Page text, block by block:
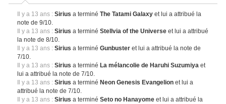
Il y a 13 ans : Sirius a terminéThe Tatami Galaxy et lui a attribué la
note de 9/10.
Il y a 13 ans : Sirius a terminéStellvia of the Universe et lui a attribué
la note de 8/10.
Il y a 13 ans : Sirius a terminéGunbuster et lui a attribué la note de
7/10.
Il y a 13 ans : Sirius a terminé La mélancolie de Haruhi Suzumiya et
lui a attribué la note de 7/10.
Il y a 13 ans : Sirius a terminé Neon Genesis Evangelion et lui a
attribué la note de 7/10.
Il y a 13 ans : Sirius a terminéSeto no Hanayome et lui a attribué la